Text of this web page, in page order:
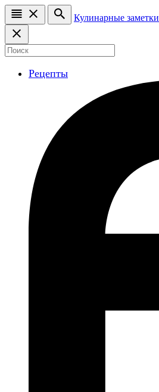
Кулинарные заметки
Рецепты